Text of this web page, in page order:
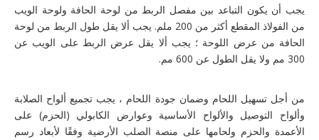
يجب أن يكون التباعد بين مفصل الربط من لوحة الحافة ولوحة الويب
من الفولاذ المقطع أكثر من 200 ملم. يجب ألا يقل طول الربط من لوحة
الحافة من عرض اللوحة ؛ يجب ألا يقل عرض الربط على الويب عن
300 مم ولا يقل الطول عن 600 مم.
من أجل تسهيل اللحام وضمان جودة اللحام ، يجب تجميع ألواح الصلابة
وألواح التوصيل والألواح الأساسية وعوارض الكابولي (الحزم) على
الأعمدة والحزم ولحامها على منصة الصلب الأرضية وفقًا لأبعاد رسم